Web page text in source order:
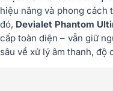
hiệu năng và phong cách
đó, Devialet Phantom
cấp toàn diện – vẫn giữ
sâu về xử lý âm thanh, độ